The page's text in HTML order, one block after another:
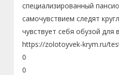
специализированный
самочувствием следят
чувствует себя обузой
https://zolotoyvek-krym.ru/
0
0